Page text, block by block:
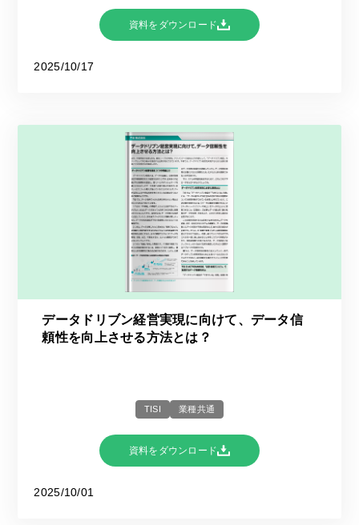
資料をダウンロード
2025/10/17
データドリブン経営実現に向けて、データ信
頼性を向上させる方法とは？
TISI 業種共通
資料をダウンロード
2025/10/01